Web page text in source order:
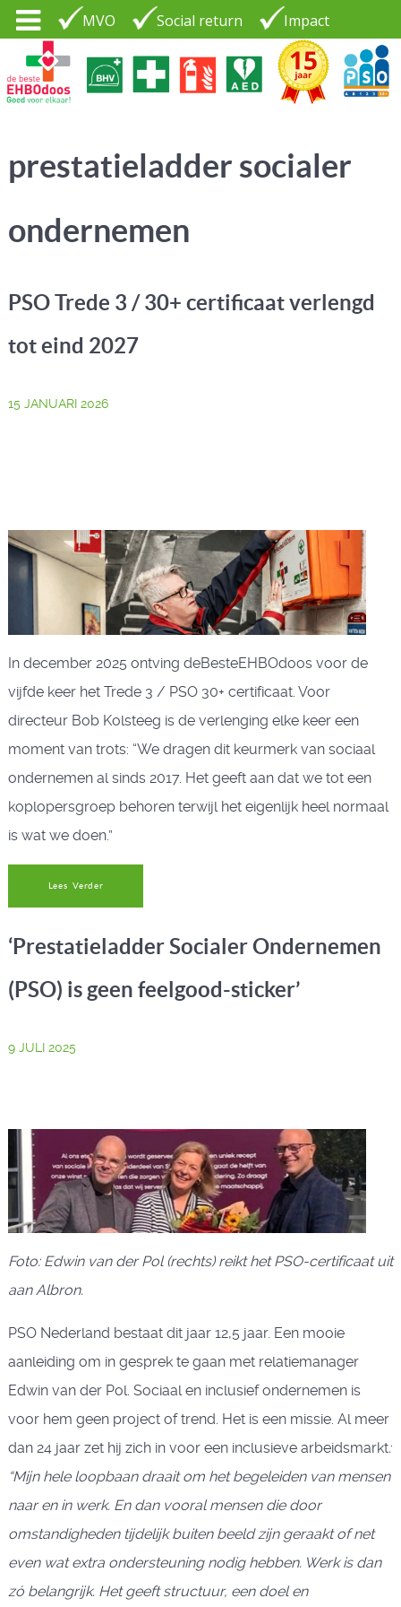
MVO Social return Impact
PSO30+
Tel. 035 - 7370265
CONTACT
prestatieladder socialer
ondernemen
PSO Trede 3 / 30+ certificaat verlengd
tot eind 2027
15 JANUARI 2026
In december 2025 ontving deBesteEHBOdoos voor de
vijfde keer het Trede 3 / PSO 30+ certificaat. Voor
directeur Bob Kolsteeg is de verlenging elke keer een
moment van trots: “We dragen dit keurmerk van sociaal
ondernemen al sinds 2017. Het geeft aan dat we tot een
koplopersgroep behoren terwijl het eigenlijk heel normaal
is wat we doen.”
Lees Verder
‘Prestatieladder Socialer Ondernemen
(PSO) is geen feelgood-sticker’
9 JULI 2025
Foto: Edwin van der Pol (rechts) reikt het PSO-certificaat uit
aan Albron.
PSO Nederland bestaat dit jaar 12,5 jaar. Een mooie
aanleiding om in gesprek te gaan met relatiemanager
Edwin van der Pol. Sociaal en inclusief ondernemen is
voor hem geen project of trend. Het is een missie. Al meer
dan 24 jaar zet hij zich in voor een inclusieve arbeidsmarkt:
“Mijn hele loopbaan draait om het begeleiden van mensen
naar en in werk. En dan vooral mensen die door
omstandigheden tijdelijk buiten beeld zijn geraakt of net
even wat extra ondersteuning nodig hebben. Werk is dan
zó belangrijk. Het geeft structuur, een doel en